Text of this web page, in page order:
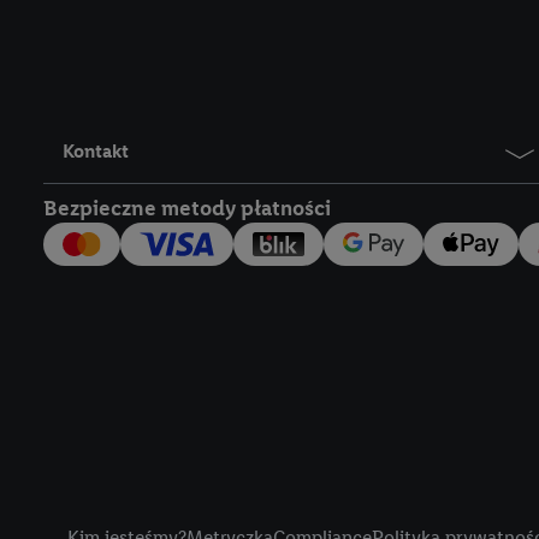
Kontakt
Bezpieczne metody płatności
Lidl Plus, możemy
wymienionych
następnie
użytkownika w
my i jeden z innych
Użytkownik upoważnia
usługach Lidl. Utiq
tak, Utiq udostępni
numeru
wykorzystany do
szczególności
obsługiwanych przez
korzystanie z
lub